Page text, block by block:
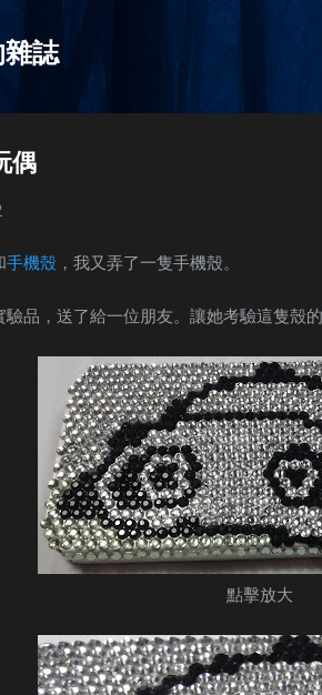
誌
偶
手機殼 ，我又弄了一隻手機殼。
品，送了給一位朋友。讓她考驗這隻殼的
點擊放大